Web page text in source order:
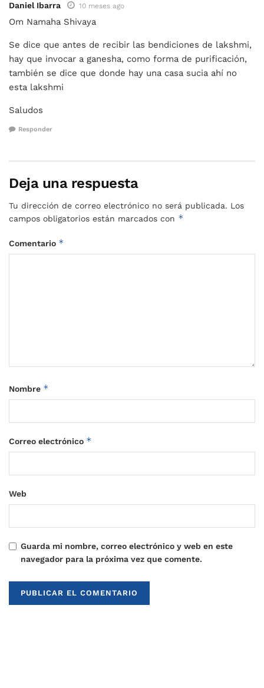
Daniel Ibarra 10 meses ago
Om Namaha Shivaya
Se dice que antes de recibir las bendiciones de lakshmi,
hay que invocar a ganesha, como forma de purificación,
también se dice que donde hay una casa sucia ahí no
esta lakshmi
Saludos
Responder
Deja una respuesta
Tu dirección de correo electrónico no será publicada. Los
campos obligatorios están marcados con *
Comentario *
Nombre *
Correo electrónico *
Web
Guarda mi nombre, correo electrónico y web en este
navegador para la próxima vez que comente.